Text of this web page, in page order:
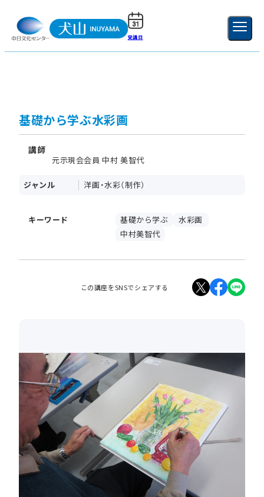
受講日 新規登録
基礎から学ぶ水彩画
講師
元示現会会員 中村 美智代
ジャンル 洋画・水彩（制作）
キーワード 基礎から学ぶ
水彩画
中村美智代
この講座をSNSでシェアする